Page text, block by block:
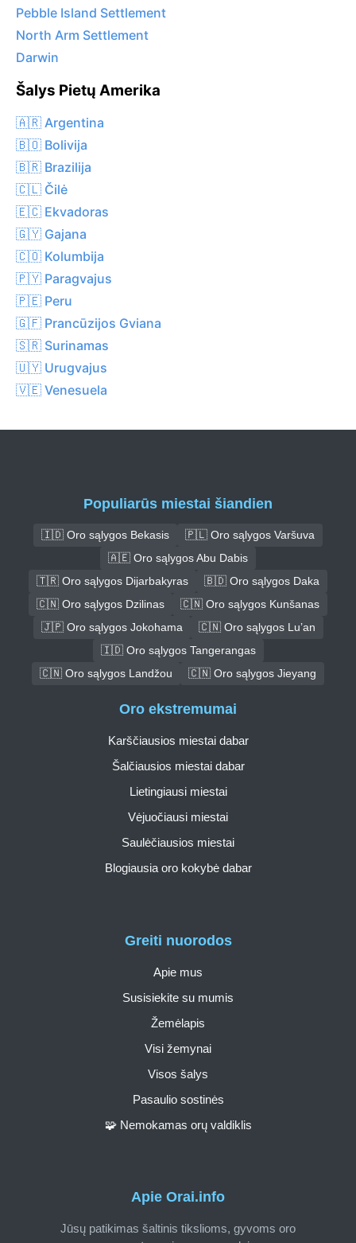
Pebble Island Settlement
North Arm Settlement
Darwin
Šalys Pietų Amerika
🇦🇷 Argentina
🇧🇴 Bolivija
🇧🇷 Brazilija
🇨🇱 Čilė
🇪🇨 Ekvadoras
🇬🇾 Gajana
🇨🇴 Kolumbija
🇵🇾 Paragvajus
🇵🇪 Peru
🇬🇫 Prancūzijos Gviana
🇸🇷 Surinamas
🇺🇾 Urugvajus
🇻🇪 Venesuela
Populiarūs miestai šiandien
🇮🇩 Oro sąlygos Bekasis
🇵🇱 Oro sąlygos Varšuva
🇦🇪 Oro sąlygos Abu Dabis
🇹🇷 Oro sąlygos Dijarbakyras
🇧🇩 Oro sąlygos Daka
🇨🇳 Oro sąlygos Dzilinas
🇨🇳 Oro sąlygos Kunšanas
🇯🇵 Oro sąlygos Jokohama
🇨🇳 Oro sąlygos Lu’an
🇮🇩 Oro sąlygos Tangerangas
🇨🇳 Oro sąlygos Landžou
🇨🇳 Oro sąlygos Jieyang
Apie Orai.info
Jūsų patikimas šaltinis tikslioms, gyvoms oro
Greiti nuorodos
Apie mus
Susisiekite su mumis
Žemėlapis
Visi žemynai
Visos šalys
Pasaulio sostinės
🧩 Nemokamas orų valdiklis
Oro ekstremumai
Karščiausios miestai dabar
Šalčiausios miestai dabar
Lietingiausi miestai
Vėjuočiausi miestai
Saulėčiausios miestai
Blogiausia oro kokybė dabar